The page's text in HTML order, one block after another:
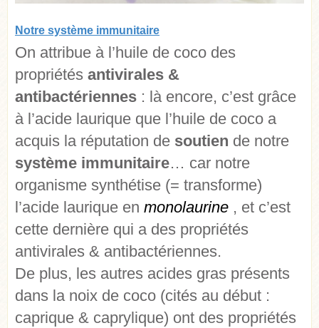
Notre système immunitaire
On attribue à l’huile de coco des
propriétés antivirales &
antibactériennes : là encore, c’est grâce
à l’acide laurique que l’huile de coco a
acquis la réputation de soutien de notre
système immunitaire… car notre
organisme synthétise (= transforme)
l’acide laurique en monolaurine , et c’est
cette dernière qui a des propriétés
antivirales & antibactériennes.
De plus, les autres acides gras présents
dans la noix de coco (cités au début :
caprique & caprylique) ont des propriétés